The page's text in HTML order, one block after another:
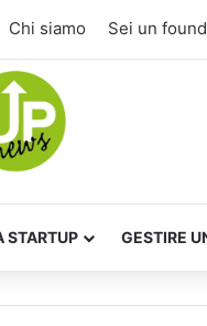
Chi siamo Sei un
STARTUP GESTIRE